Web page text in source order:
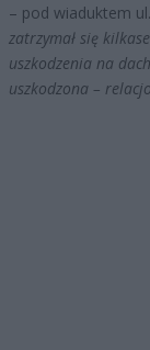
– pod wiaduktem
zatrzymał się
uszkodzenia na
uszkodzona –